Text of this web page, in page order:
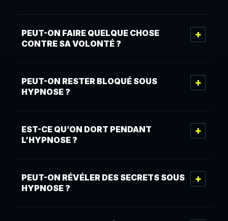
PEUT-ON FAIRE QUELQUE CHOSE
CONTRE SA VOLONTÉ ?
PEUT-ON RESTER BLOQUÉ SOUS
HYPNOSE ?
EST-CE QU’ON DORT PENDANT
L’HYPNOSE ?
PEUT-ON RÉVÉLER DES SECRETS SOUS
HYPNOSE ?